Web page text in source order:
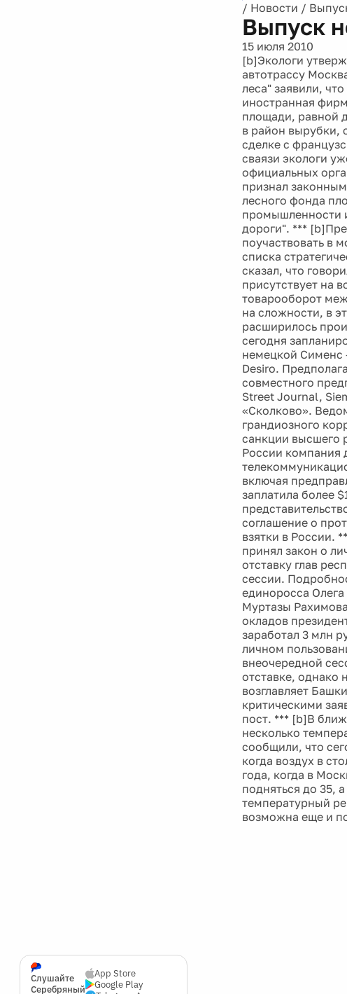
Слушайте
Серебряный
App Store
Google Play
/ Новости /
Выпуск
15 июля 2010
[b]Экологи
автотрассу
леса" заявили,
иностранная
площади, равной
в район вырубки,
сделке с
сваязи экологи
официальных
признал
лесного фонда
промышленности
дороги". ***
поучаствовать в
списка
сказал, что
присутствует на
товарооборот
на сложности, в
расширилось
сегодня
немецкой Сименс
Desiro.
совместного
Street Journal,
«Сколково».
грандиозного
санкции высшего
России компания
включая
заплатила более
соглашение о
взятки в России.
принял закон о
отставку глав
сессии.
единоросса
Муртазы
окладов
заработал 3 млн
личном
внеочередной
отставке, однако
возглавляет
критическими
пост. *** [b]В
несколько
сообщили, что
когда воздух в
года, когда в
подняться до 35,
температурный
возможна еще и